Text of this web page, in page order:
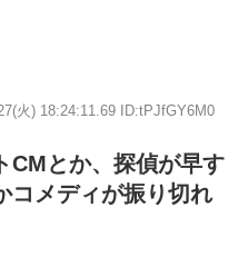
火) 18:24:11.69 ID:tPJfGY6M0
CMとか、探偵が早す
コメディが振り切れ